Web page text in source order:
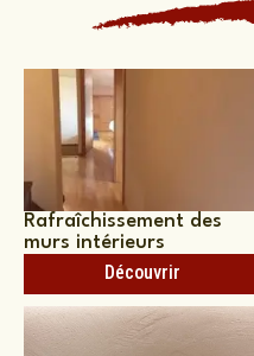
Rafraîchissement des
murs intérieurs
Découvrir